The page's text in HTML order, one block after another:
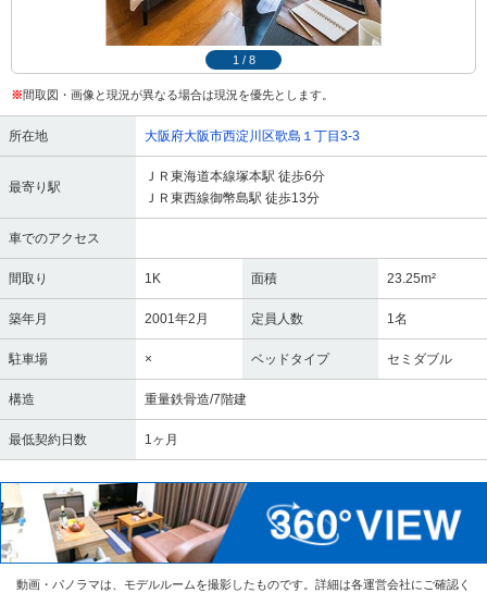
1 / 8
※間取図・画像と現況が異なる場合は現況を優先とします。
所在地 大阪府大阪市西淀川区歌島１丁目3-3
最寄り駅
ＪＲ東海道本線塚本駅 徒歩6分
ＪＲ東西線御幣島駅 徒歩13分
車でのアクセス
間取り 1K 面積 23.25m²
築年月 2001年2月 定員人数 1名
駐車場 × ベッドタイプ セミダブル
構造 重量鉄骨造/7階建
最低契約日数 1ヶ月
動画・パノラマは、モデルルームを撮影したものです。詳細は各運営会社にご確認く